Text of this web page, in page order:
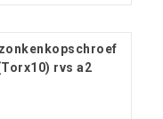
rvs a2